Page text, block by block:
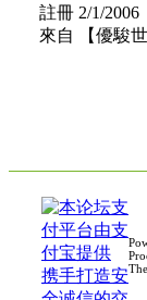
註冊 2/1/2006
來自 【優駿世